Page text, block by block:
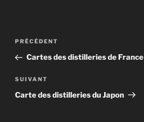
Navigation
l’article
Article
précédent
PRÉCÉDENT
Cartes des distilleries de France
Article
suivant
SUIVANT
Carte des distilleries du Japon